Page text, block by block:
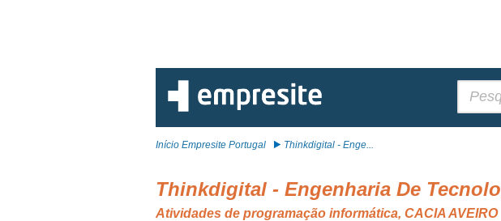
Início Empresite Portugal Thinkdigital - Enge...
Thinkdigital - Engenharia De
Atividades de programação informática, CACIA AVEIRO